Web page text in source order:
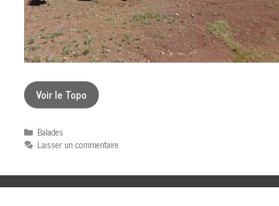
Voir le Topo
Catégories
Balades
Laisser un commentaire